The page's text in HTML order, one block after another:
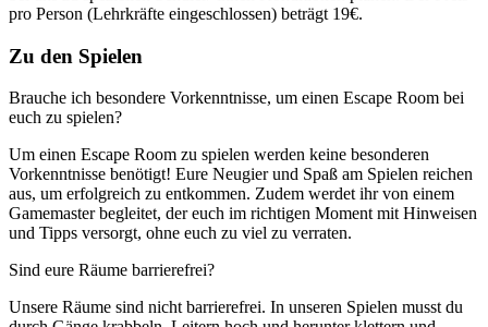
pro Person (Lehrkräfte eingeschlossen) beträgt 19€.
Zu den Spielen
Brauche ich besondere Vorkenntnisse, um einen Escape Room bei
euch zu spielen?
Um einen Escape Room zu spielen werden keine besonderen
Vorkenntnisse benötigt! Eure Neugier und Spaß am Spielen reichen
aus, um erfolgreich zu entkommen. Zudem werdet ihr von einem
Gamemaster begleitet, der euch im richtigen Moment mit Hinweisen
und Tipps versorgt, ohne euch zu viel zu verraten.
Sind eure Räume barrierefrei?
Unsere Räume sind nicht barrierefrei. In unseren Spielen musst du